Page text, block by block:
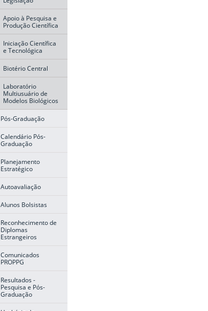
Apoio à Pesquisa e
Produção Científica
Iniciação Científica
e Tecnológica
Biotério Central
Laboratório
Multiusuário de
Modelos Biológicos
Pós-Graduação
Calendário Pós-
Graduação
Planejamento
Estratégico
Autoavaliação
Alunos Bolsistas
Reconhecimento de
Diplomas
Estrangeiros
Comunicados
PROPPG
Resultados -
Pesquisa e Pós-
Graduação